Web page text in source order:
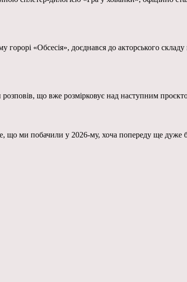
«Обсесія», доєднався до акторського складу
що вже розмірковує над наступним
ми побачили у 2026-му, хоча попереду ще дуже